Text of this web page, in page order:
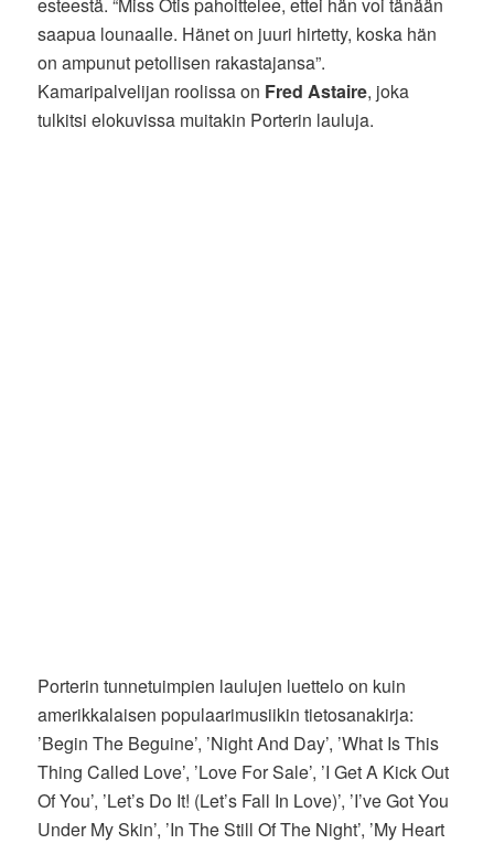
saapua lounaalle. Hänet on juuri hirtetty, koska hän
on ampunut petollisen rakastajansa”.
Kamaripalvelijan roolissa on Fred Astaire, joka
tulkitsi elokuvissa muitakin Porterin lauluja.
Porterin tunnetuimpien laulujen luettelo on kuin
amerikkalaisen populaarimusiikin tietosanakirja:
’Begin The Beguine’, ’Night And Day’, ’What Is This
Thing Called Love’, ’Love For Sale’, ’I Get A Kick Out
Of You’, ’Let’s Do It! (Let’s Fall In Love)’, ’I’ve Got You
Under My Skin’, ’In The Still Of The Night’, ’My Heart